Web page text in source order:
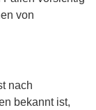
von
nach
bekannt ist,